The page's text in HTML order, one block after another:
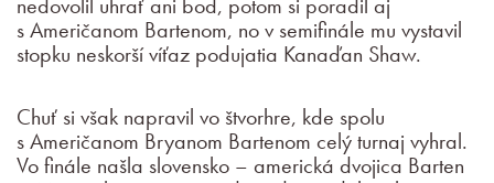
nedovolil uhrať ani bod, potom si poradil aj
s Američanom Bartenom, no v semifinále mu vystavil
stopku neskorší víťaz podujatia Kanaďan Shaw.
Chuť si však napravil vo štvorhre, kde spolu
s Američanom Bryanom Bartenom celý turnaj vyhral.
Vo finále našla slovensko – americká dvojica Barten